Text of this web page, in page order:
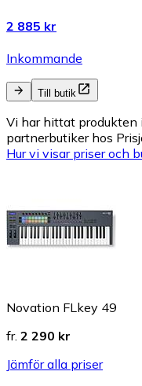
2 885 kr
Inkommande
Till butik
Vi har hittat produkten
partnerbutiker hos
Hur vi visar priser och
Novation FLkey 49
fr. 2 290 kr
Jämför alla priser